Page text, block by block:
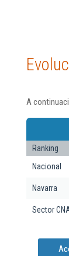
A
Ranking
Nacional
Navarra
Sector